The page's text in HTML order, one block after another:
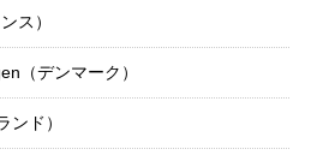
ス）
（デンマーク）
ンド）